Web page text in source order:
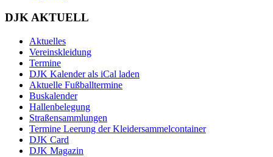
DJK AKTUELL
Aktuelles
Vereinskleidung
Termine
DJK Kalender als iCal laden
Aktuelle Fußballtermine
Buskalender
Hallenbelegung
Straßensammlungen
Termine Leerung der Kleidersammelcontainer
DJK Card
DJK Magazin